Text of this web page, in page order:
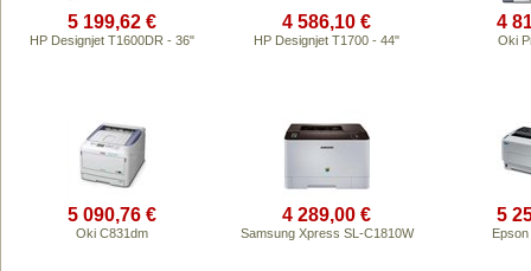
5 199,62 €
HP Designjet T1600DR - 36"
4 586,10 €
HP Designjet T1700 - 44"
4
Oki
5 090,76 €
Oki C831dm
4 289,00 €
Samsung Xpress SL-C1810W
5